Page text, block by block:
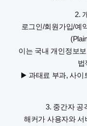
2.
로그인/회원가입/예
이는 국내 개인정보
법
▶️ 과태료 부과, 사이
3. 중간자 공
해커가 사용자와